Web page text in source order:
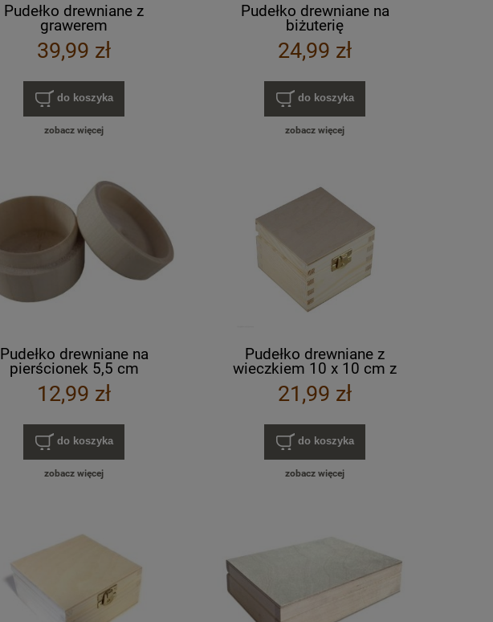
Pudełko drewniane z
grawerem
39,99 zł
do koszyka
zobacz więcej
Pudełko drewniane na
biżuterię
24,99 zł
do koszyka
zobacz więcej
Pudełko drewniane na
pierścionek 5,5 cm
12,99 zł
do koszyka
zobacz więcej
Pudełko drewniane z
wieczkiem 10 x 10 cm z
zamknięciem
21,99 zł
do koszyka
zobacz więcej